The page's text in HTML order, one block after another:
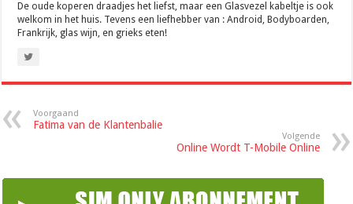
De oude koperen draadjes het liefst, maar een Glasvezel kabeltje is ook
welkom in het huis. Tevens een liefhebber van : Android, Bodyboarden,
Frankrijk, glas wijn, en grieks eten!
Voorgaand
Fatima van de Klantenbalie
Volgende
Online Wordt T-Mobile Online